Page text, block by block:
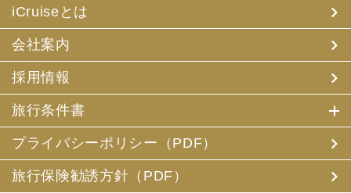
保険の手続き上必要な範囲内で、それら運送・宿泊機関、
保険会社等に対し、お客様の氏名、性別、年齢、住所、電
話番号またはメールアドレス、パスポート番号、クレジッ
トカード番号を電磁的方法等で送付することにより提供い
(2) 当社は、旅行先でのお客様のお買い物等の便宜のた
め、当社の保有するお客様の個人データを土産物店に提供
することがあります。この場合、お客様の氏名、パスポー
ト番号及び搭乗される航空便名等に係る個人データを、予
め電磁的方法等で送付することによって提供いたします。
お客様の旅行中の連絡先の方の個人情報をお伺いすること
があります。この個人情報は、お客様に疾病等があった場
iCruiseとは
会社案内
採用情報
旅行条件書
プライバシーポリシー（PDF）
旅行保険勧誘方針（PDF）